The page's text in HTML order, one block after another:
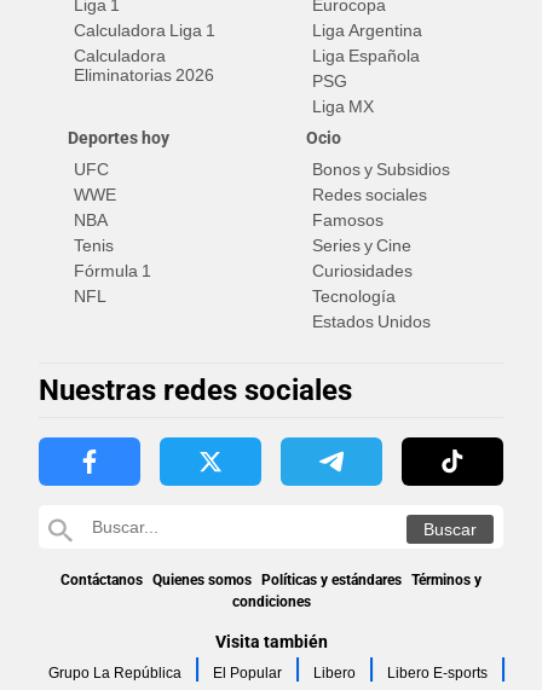
Liga 1
Calculadora Liga 1
Calculadora
Eliminatorias 2026
Eurocopa
Liga Argentina
Liga Española
PSG
Liga MX
Deportes hoy
UFC
WWE
NBA
Tenis
Fórmula 1
NFL
Ocio
Bonos y Subsidios
Redes sociales
Famosos
Series y Cine
Curiosidades
Tecnología
Estados Unidos
Nuestras redes sociales
Contáctanos Quienes somos Políticas y estándares Términos y
condiciones
Visita también
Grupo La República El Popular Libero Libero E-sports